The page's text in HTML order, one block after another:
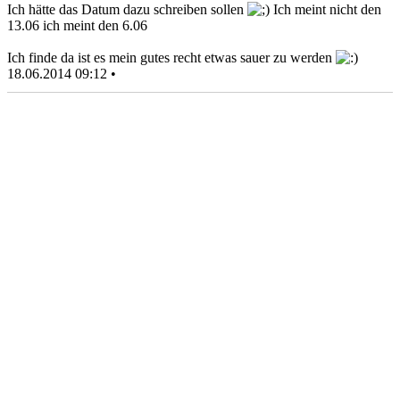
Ich hätte das Datum dazu schreiben sollen
Ich meint nicht den
13.06 ich meint den 6.06
Ich finde da ist es mein gutes recht etwas sauer zu werden
18.06.2014 09:12 •